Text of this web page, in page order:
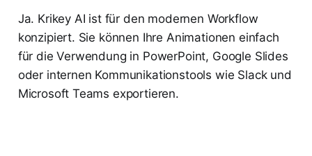
Ja. Krikey AI ist für den modernen Workflow
konzipiert. Sie können Ihre Animationen einfach
für die Verwendung in PowerPoint, Google Slides
oder internen Kommunikationstools wie Slack und
Microsoft Teams exportieren.